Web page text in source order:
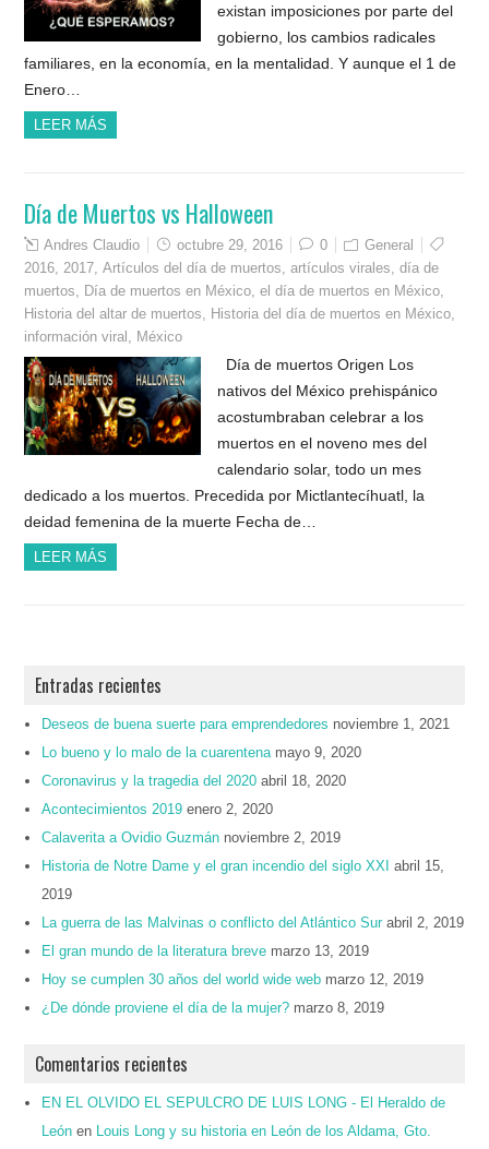
existan imposiciones por parte del
gobierno, los cambios radicales
familiares, en la economía, en la mentalidad. Y aunque el 1 de
Enero…
LEER MÁS
Día de Muertos vs Halloween
Andres Claudio octubre 29, 2016 0
General
2016 2017 ,Artículos del día de muertos ,artículos virales ,día de
muertos
Día de muertos en México ,el día de muertos en México
Historia del altar de muertos
Historia del día de muertos en México
información viral
México
Día de muertos Origen Los
nativos del México prehispánico
acostumbraban celebrar a los
muertos en el noveno mes del
calendario solar, todo un mes
dedicado a los muertos. Precedida por Mictlantecíhuatl, la
deidad femenina de la muerte Fecha de…
LEER MÁS
Entradas recientes
Deseos de buena suerte para emprendedores noviembre 1, 2021
Lo bueno y lo malo de la cuarentena mayo 9, 2020
Coronavirus y la tragedia del 2020 abril 18, 2020
Acontecimientos 2019 enero 2, 2020
Calaverita a Ovidio Guzmán noviembre 2, 2019
Historia de Notre Dame y el gran incendio del siglo XXI
abril 15,
2019
La guerra de las Malvinas o conflicto del Atlántico Sur abril 2, 2019
El gran mundo de la literatura breve marzo 13, 2019
Hoy se cumplen 30 años del world wide web marzo 12, 2019
¿De dónde proviene el día de la mujer? marzo 8, 2019
Comentarios recientes
EN EL OLVIDO EL SEPULCRO DE LUIS LONG - El Heraldo de
León en Louis Long y su historia en León de los Aldama, Gto.